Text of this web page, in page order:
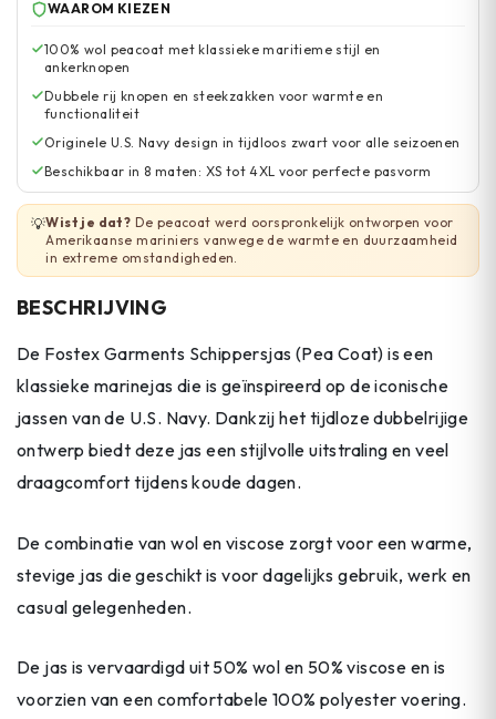
WAAROM KIEZEN
100% wol peacoat met klassieke maritieme stijl en
ankerknopen
Dubbele rij knopen en steekzakken voor warmte en
functionaliteit
Originele U.S. Navy design in tijdloos zwart voor alle seizoenen
Beschikbaar in 8 maten: XS tot 4XL voor perfecte pasvorm
💡Wist je dat? De peacoat werd oorspronkelijk ontworpen voor
Amerikaanse mariniers vanwege de warmte en duurzaamheid
in extreme omstandigheden.
BESCHRIJVING
De Fostex Garments Schippersjas (Pea Coat) is een
klassieke marinejas die is geïnspireerd op de iconische
jassen van de U.S. Navy. Dankzij het tijdloze dubbelrijige
ontwerp biedt deze jas een stijlvolle uitstraling en veel
draagcomfort tijdens koude dagen.
De combinatie van wol en viscose zorgt voor een warme,
stevige jas die geschikt is voor dagelijks gebruik, werk en
casual gelegenheden.
De jas is vervaardigd uit 50% wol en 50% viscose en is
voorzien van een comfortabele 100% polyester voering.